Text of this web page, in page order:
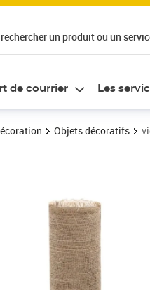
rechercher un produit ou un
de courrier Les
Objets décoratifs